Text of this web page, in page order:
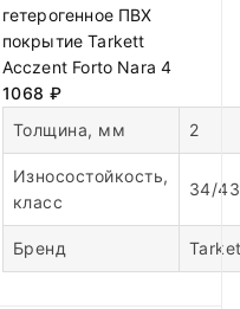
гетерогенное ПВХ
покрытие Tarkett
Acczent Forto Nara 4
1068 ₽
Толщина, мм
2
Износостойкость,
класс
34/43
Бренд